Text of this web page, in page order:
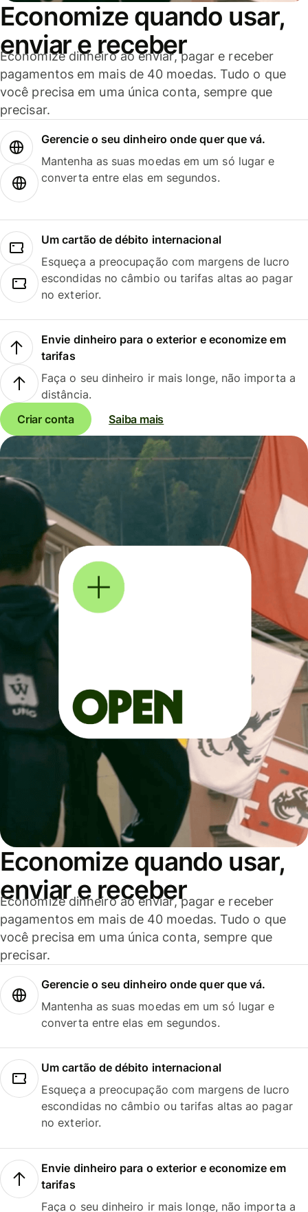
Economize quando usar,
enviar e receber
Economize dinheiro ao enviar, pagar e receber
pagamentos em mais de 40 moedas. Tudo o que
você precisa em uma única conta, sempre que
precisar.
Gerencie o seu dinheiro onde quer que vá.
Mantenha as suas moedas em um só lugar e
converta entre elas em segundos.
Um cartão de débito internacional
Esqueça a preocupação com margens de lucro
escondidas no câmbio ou tarifas altas ao pagar
no exterior.
Envie dinheiro para o exterior e economize em
tarifas
Faça o seu dinheiro ir mais longe, não importa a
distância.
Criar conta
Saiba mais
Economize quando usar,
enviar e receber
Economize dinheiro ao enviar, pagar e receber
pagamentos em mais de 40 moedas. Tudo o que
você precisa em uma única conta, sempre que
precisar.
Gerencie o seu dinheiro onde quer que vá.
Mantenha as suas moedas em um só lugar e
converta entre elas em segundos.
Um cartão de débito internacional
Esqueça a preocupação com margens de lucro
escondidas no câmbio ou tarifas altas ao pagar
no exterior.
Envie dinheiro para o exterior e economize em
tarifas
Faça o seu dinheiro ir mais longe, não importa a